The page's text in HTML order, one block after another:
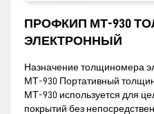
ПРОФКИП МТ-930
ЭЛЕКТРОННЫЙ
Назначение толщиномера
МТ-930 Портативный
МТ-930 используется для
покрытий без